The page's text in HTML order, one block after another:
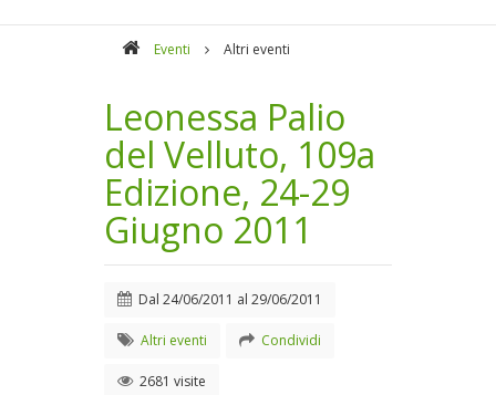
Eventi Altri eventi
Leonessa Palio
del Velluto, 109a
Edizione, 24-29
Giugno 2011
Dal 24/06/2011 al 29/06/2011
Altri eventi Condividi
2681 visite